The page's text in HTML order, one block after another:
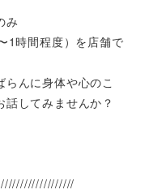
み
1時間程度）を店舗で
らんに身体や心のこ
してみませんか？